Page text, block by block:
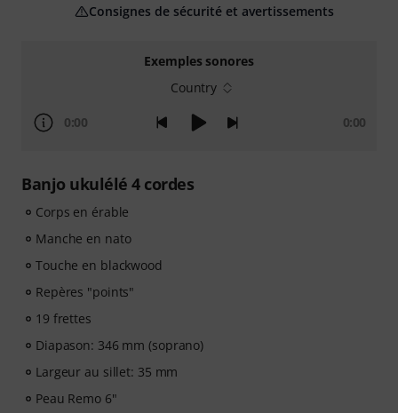
Exemples sonores
Country
0:00 0:00
Banjo ukulélé 4 cordes
Corps en érable
Manche en nato
Touche en blackwood
Repères "points"
19 frettes
Diapason: 346 mm (soprano)
Largeur au sillet: 35 mm
Peau Remo 6"
Consignes de sécurité et avertissements